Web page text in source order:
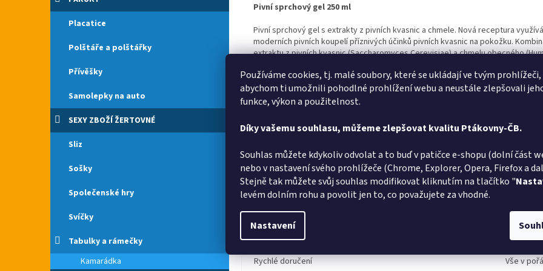
Používáme cookies, tj. malé soubory, které se ukládají ve tvým prohlížeči,
abychom ti umožnili pohodlné prohlížení webu a neustále zlepšovali
funkce, výkon a použitelnost.
Díky vašemu souhlasu, můžeme zlepšovat kvalitu Ptákovny-ČB.
Souhlas můžete kdykoliv odvolat a to buď v patičce e-shopu (dolní část
nebo v nastavení svého prohlížeče (Chrome, Explorer, Opera, Firefox a
Stejně tak můžete svůj souhlas modifikovat kliknutím na tlačítko "
levém dolním rohu a povolit jen to, co považujete za vhodné.
Nastavení
Placatice
Polštáře a polštářky
Přívěšky
Samolepky na auto
SEXY ZBOŽÍ ŽERTOVNÉ
Sliz
Sošky
Společenské hry
Svíčky
Tabulky a rámečky
Kamarádka
Pivní sprchový gel 250 ml
Pivní sprchový gel s extrakty z pivních kvasnic a chmele. Nová receptura
moderních pivních koupelí příznivých účinků pivních kvasnic na pokožku.
extraktu z pivních kvasnic (Saccharomyces Cerevisiae) a chmelu obecného
receptury přináší proteiny, lipoidy, vitamíny a mnoho dalších pokožce
Kvalitní mycí a ošetřující složky, vyvážené pH a účinná kombinace extraktů
dokonalé a šetrné mytí při zachování přirozeného ochranného filmu a vlhkosti
Pozn. přední část krabičky má odklopnou stránku, pod kterou najdete text k
výrobku
MS Hodnocení obchodu je 5 z 5 hvězdiček.
6.8.2026
Rychlé doručení
AT
Vše v